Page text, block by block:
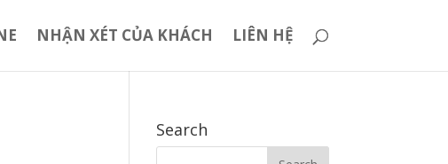
NHẬN XÉT CỦA KHÁCH LIÊN HỆ
Search